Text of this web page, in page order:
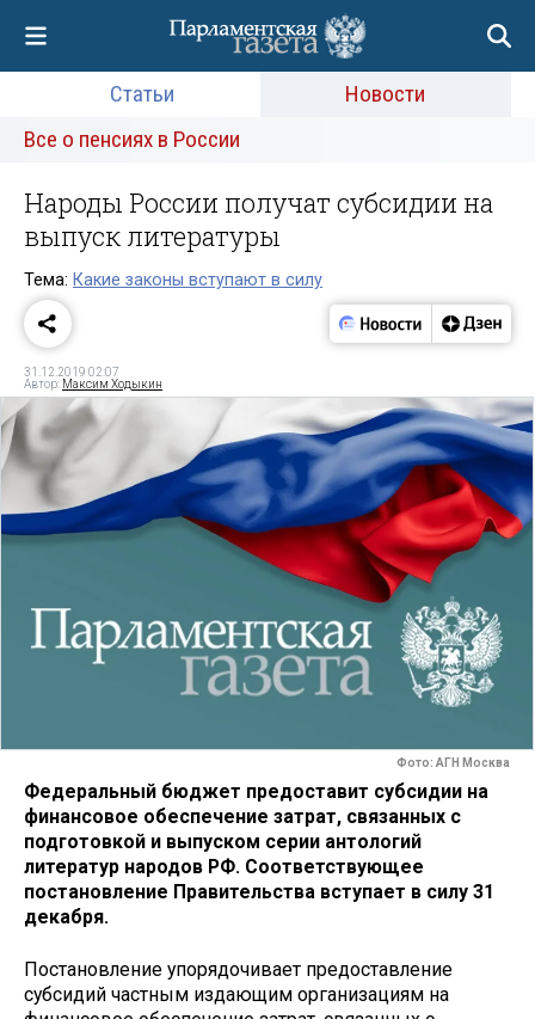
Статьи
Новости
Все о пенсиях в России
Народы России получат субсидии на
выпуск литературы
Тема: Какие законы вступают в силу
31.12.2019 02:07
Автор: Максим Ходыкин
Фото: АГН Москва
Федеральный бюджет предоставит субсидии на
финансовое обеспечение затрат, связанных с
подготовкой и выпуском серии антологий
литератур народов РФ. Соответствующее
постановление Правительства вступает в силу 31
декабря.
Постановление упорядочивает предоставление
субсидий частным издающим организациям на